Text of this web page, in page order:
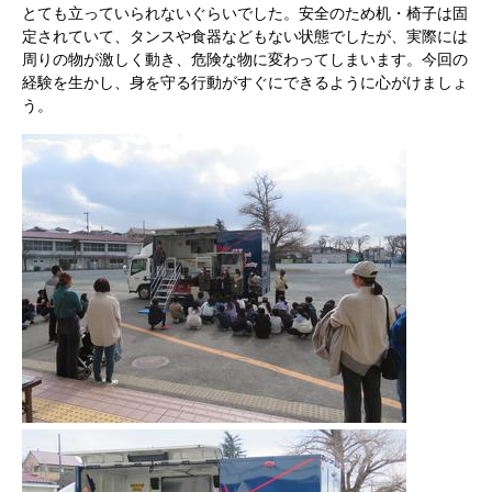
とても立っていられないぐらいでした。安全のため机・椅子は固
定されていて、タンスや食器などもない状態でしたが、実際には
周りの物が激しく動き、危険な物に変わってしまいます。今回の
経験を生かし、身を守る行動がすぐにできるように心がけましょ
う。